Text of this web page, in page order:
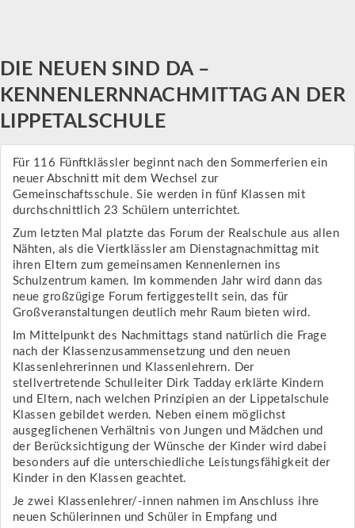
DIE NEUEN SIND DA –
KENNENLERNNACHMITTAG AN DER
LIPPETALSCHULE
Für 116 Fünftklässler beginnt nach den Sommerferien ein
neuer Abschnitt mit dem Wechsel zur
Gemeinschaftsschule. Sie werden in fünf Klassen mit
durchschnittlich 23 Schülern unterrichtet.
Zum letzten Mal platzte das Forum der Realschule aus allen
Nähten, als die Viertklässler am Dienstagnachmittag mit
ihren Eltern zum gemeinsamen Kennenlernen ins
Schulzentrum kamen. Im kommenden Jahr wird dann das
neue großzügige Forum fertiggestellt sein, das für
Großveranstaltungen deutlich mehr Raum bieten wird.
Im Mittelpunkt des Nachmittags stand natürlich die Frage
nach der Klassenzusammensetzung und den neuen
Klassenlehrerinnen und Klassenlehrern. Der
stellvertretende Schulleiter Dirk Tadday erklärte Kindern
und Eltern, nach welchen Prinzipien an der Lippetalschule
Klassen gebildet werden. Neben einem möglichst
ausgeglichenen Verhältnis von Jungen und Mädchen und
der Berücksichtigung der Wünsche der Kinder wird dabei
besonders auf die unterschiedliche Leistungsfähigkeit der
Kinder in den Klassen geachtet.
Je zwei Klassenlehrer/-innen nahmen im Anschluss ihre
neuen Schülerinnen und Schüler in Empfang und